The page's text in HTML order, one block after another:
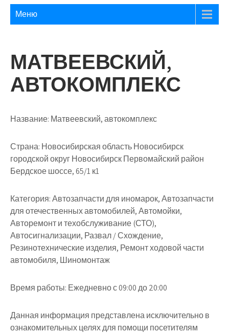
Меню
МАТВЕЕВСКИЙ,
АВТОКОМПЛЕКС
Название: Матвеевский, автокомплекс
Страна: Новосибирская область Новосибирск
городской округ Новосибирск Первомайский район
Бердское шоссе, 65/1 к1
Категория:Автозапчасти для иномарок, Автозапчасти
для отечественных автомобилей, Автомойки,
Авторемонт и техобслуживание (СТО),
Автосигнализации, Развал / Схождение,
Резинотехнические изделия, Ремонт ходовой части
автомобиля, Шиномонтаж
Время работы: Ежедневно с 09:00 до 20:00
Данная информация представлена исключительно в
ознакомительных целях для помощи посетителям